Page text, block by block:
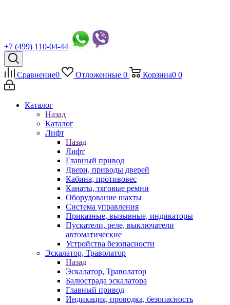
+7 (499) 110-04-44
Сравнение0 Отложенные 0 Корзина0 0
Каталог
Назад
Каталог
Лифт
Назад
Лифт
Главный привод
Двери, приводы дверей
Кабина, противовес
Канаты, тяговые ремни
Оборудование шахты
Система управления
Приказные, вызывные, индикаторы
Пускатели, реле, выключатели
автоматические
Устройства безопасности
Эскалатор, Траволатор
Назад
Эскалатор, Траволатор
Балюстрада эскалатора
Главный привод
Индикация, проводка, безопасность